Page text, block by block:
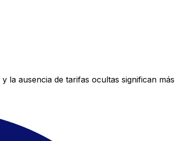
la ausencia de tarifas ocultas significan más